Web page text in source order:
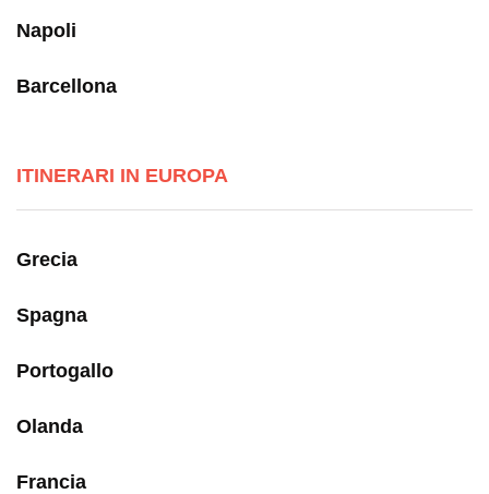
Napoli
Barcellona
ITINERARI IN EUROPA
Grecia
Spagna
Portogallo
Olanda
Francia